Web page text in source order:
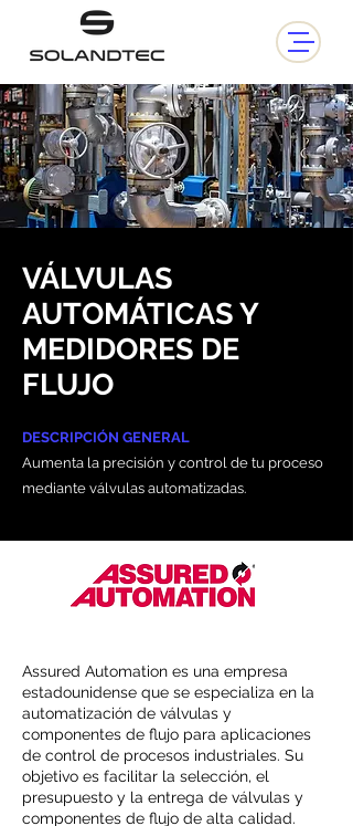
VÁLVULAS
AUTOMÁTICAS Y
MEDIDORES DE
FLUJO
DESCRIPCIÓN GENERAL
Aumenta la precisión y control de tu proceso
mediante válvulas automatizadas.
Assured Automation es una empresa
estadounidense que se especializa en la
automatización de válvulas y
componentes de flujo para aplicaciones
de control de procesos industriales. Su
objetivo es facilitar la selección, el
presupuesto y la entrega de válvulas y
componentes de flujo de alta calidad.